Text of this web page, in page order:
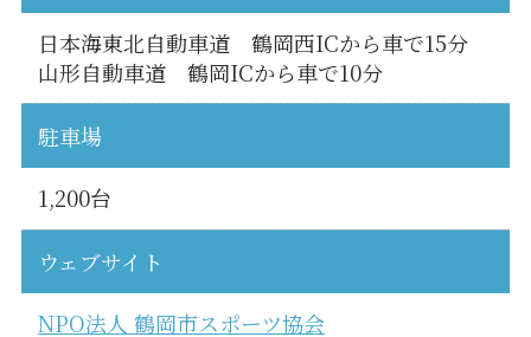
日本海東北自動車道 鶴岡西ICから車で15分
山形自動車道 鶴岡ICから車で10分
駐車場
1,200台
ウェブサイト
NPO法人 鶴岡市スポーツ協会